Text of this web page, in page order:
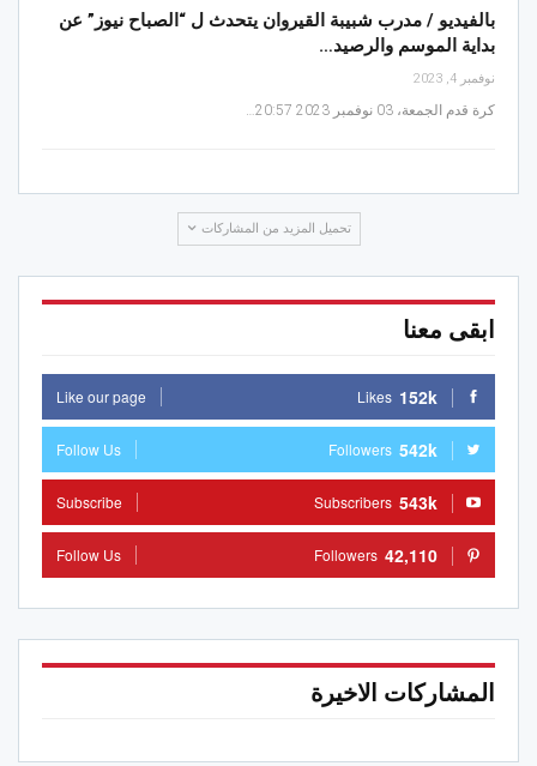
بالفيديو / مدرب شبيبة القيروان يتحدث ل “الصباح نيوز” عن
بداية الموسم والرصيد…
نوفمبر 4, 2023
كرة قدم الجمعة، 03 نوفمبر 2023 20:57…
تحميل المزيد من المشاركات
ابقى معنا
152k
Likes
Like our page
542k
Followers
Follow Us
543k
Subscribers
Subscribe
42,110
Followers
Follow Us
المشاركات الاخيرة